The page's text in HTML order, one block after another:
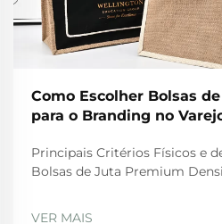
Como Escolher Bolsas
para o Branding no
Principais Critérios Físicos e
Bolsas de Juta Premium
VER MAIS